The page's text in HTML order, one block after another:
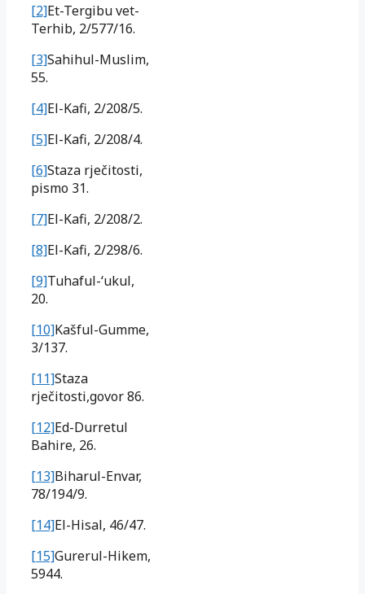
[2]Et-Tergibu vet-
Terhib, 2/577/16.
[3]Sahihul-Muslim,
55.
[4]El-Kafi, 2/208/5.
[5]El-Kafi, 2/208/4.
[6]Staza rječitosti,
pismo 31.
[7]El-Kafi, 2/208/2.
[8]El-Kafi, 2/298/6.
[9]Tuhaful-‘ukul,
20.
[10]Kašful-Gumme,
3/137.
[11]Staza
rječitosti,govor 86.
[12]Ed-Durretul
Bahire, 26.
[13]Biharul-Envar,
78/194/9.
[14]El-Hisal, 46/47.
[15]Gurerul-Hikem,
5944.